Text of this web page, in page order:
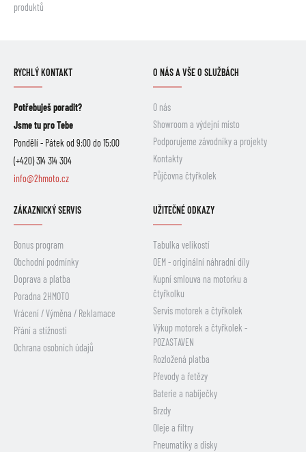
produktů
RYCHLÝ KONTAKT
Potřebuješ poradit?
Jsme tu pro Tebe
Pondělí - Pátek od 9:00 do 15:00
(+420) 314 314 304
info@2hmoto.cz
O NÁS A VŠE O SLUŽBÁCH
O nás
Showroom a výdejní místo
Podporujeme závodníky a projekty
Kontakty
Půjčovna čtyřkolek
ZÁKAZNICKÝ SERVIS
Bonus program
Obchodní podmínky
Doprava a platba
Poradna 2HMOTO
Vrácení / Výměna / Reklamace
Přání a stížnosti
Ochrana osobních údajů
UŽITEČNÉ ODKAZY
Tabulka velikostí
OEM - originální náhradní díly
Kupní smlouva na motorku a
čtyřkolku
Servis motorek a čtyřkolek
Výkup motorek a čtyřkolek -
POZASTAVEN
Rozložená platba
Převody a řetězy
Baterie a nabíječky
Brzdy
Oleje a filtry
Pneumatiky a disky